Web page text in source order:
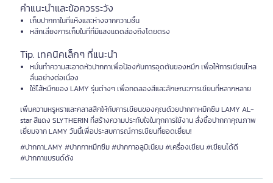
คำแนะนำและข้อควรระวัง
เก็บปากกาในที่แห้งและห่างจากความชื้น
หลีกเลี่ยงการเก็บในที่ที่มีแสงแดดส่องถึงโดยตรง
Tip. เทคนิคเล็กๆ ที่แนะนำ
หมั่นทำความสะอาดหัวปากกาเพื่อป้องกันการอุดตันของหมึก เพื่อให้การเขียนไหล
ลื่นอย่างต่อเนื่อง
ใช้ไส้หมึกของ LAMY รุ่นต่างๆ เพื่อทดลองสีและลักษณะการเขียนที่หลากหลาย
เพิ่มความหรูหราและคลาสสิกให้กับการเขียนของคุณด้วยปากกาหมึกซึม LAMY AL-
star สีแดง SLYTHERIN ที่สร้างความประทับใจในทุกการใช้งาน สั่งซื้อปากกาคุณภาพ
เยี่ยมจาก LAMY วันนี้เพื่อประสบการณ์การเขียนที่ยอดเยี่ยม!
#ปากกาLAMY #ปากกาหมึกซึม #ปากกาอลูมิเนียม #เครื่องเขียน #เขียนได้ดี
#ปากกาแบรนด์ดัง